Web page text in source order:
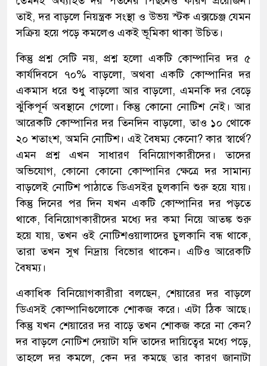
তাই, দর বাড়লে নিয়ন্ত্রক সংস্থা ও উভয় স্টক এক্সচেঞ্জ যেমন
সক্রিয় হয়ে পড়ে কমলেও একই ভূমিকা থাকা উচিত।
কিন্তু প্রশ্ন সেটি নয়, প্রশ্ন হলো একটি কোম্পানির দর ৫
কার্যদিবসে ৭০% বাড়লো, অথবা একটি কোম্পানির দর
একমাস ধরে শুধু বাড়লো আর বাড়লো, এমনকি দর বেড়ে
ঝুঁকিপূর্ন অবস্থানে গেলো। কিন্তু কোনো নোটিশ নেই। আর
আরেকটি কোম্পানির দর তিনদিন বাড়লো, তাও ১০ থোকে
২০ শতাংশ, অমনি নোটিশ। এই বৈষম্য কেনো? কার স্বার্থে?
এমন প্রশ্ন এখন সাধারণ বিনিয়োগকারীদের। তাদের
অভিযোগ, কোনো কোনো কোম্পানির ক্ষেত্রে দর সামান্য
বাড়লেই নোটিশ পাঠাতে ডিএসইর চুলকানি শুরু হয়ে যায়।
কিন্তু দিনের পর দিন যখন একটি কোম্পানির দর পড়তে
থাকে, বিনিয়োগকারীদের মধ্যে দর কমা নিয়ে আতঙ্ক শুরু
হয়ে যায়, তখন ওই নোটিশওয়ালাদের চুলকানি বন্ধ থাকে,
তারা তখন সুখ নিদ্রায় বিভোর থাকেন। এটিও আরেকটি
বৈষম্য।
একাধিক বিনিয়োগকারীরা বলছেন, শেয়ারের দর বাড়লে
ডিএসই কোম্পানিগুলোকে শোকজ করে। এটা ঠিক আছে।
কিন্তু যখন শেয়ারের দর বাড়ে তখন শোকজ করে না কেন?
দর বাড়লে নোটিশ দেয়াটা যদি তাদের দায়িত্বের মধ্যে পড়ে,
তাহলে দর কমলে, কেন দর কমছে তার কারণ জানাটা